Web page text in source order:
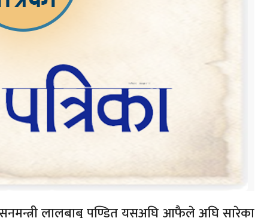
लालबाबु पण्डित यसअघि आफैले अघि सारेका